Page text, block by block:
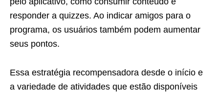
responder a quizzes. Ao indicar amigos para o
programa, os usuários também podem aumentar
seus pontos.
Essa estratégia recompensadora desde o início e
a variedade de atividades que estão disponíveis